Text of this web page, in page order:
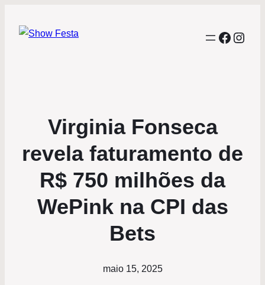
Virginia Fonseca
revela faturamento de
R$ 750 milhões da
WePink na CPI das
Bets
maio 15, 2025